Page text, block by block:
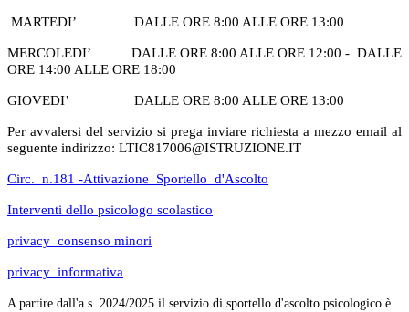
MARTEDI’ DALLE ORE 8:00 ALLE ORE 13:00
MERCOLEDI’ DALLE ORE 8:00 ALLE ORE 12:00 - DALLE
ORE 14:00 ALLE ORE 18:00
GIOVEDI’ DALLE ORE 8:00 ALLE ORE 13:00
Per avvalersi del servizio si prega inviare richiesta a mezzo email al
seguente indirizzo: LTIC817006@ISTRUZIONE.IT
Circ._n.181 -Attivazione_Sportello_d'Ascolto
Interventi dello psicologo scolastico
privacy_consenso minori
privacy_informativa
A partire dall'a.s. 2024/2025 il servizio di sportello d'ascolto psicologico è